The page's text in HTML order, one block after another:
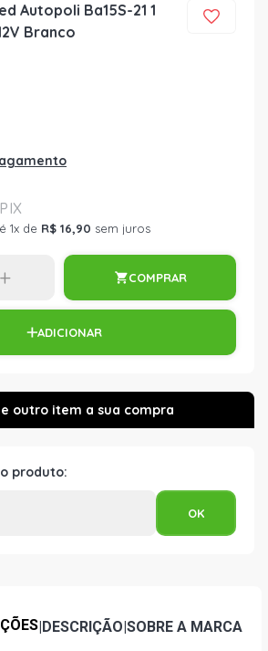
Autopoli Ba15S-21 1
Branco
1x de R$ 16,90 sem juros
+ COMPRAR
ADICIONAR
produto:
|DESCRIÇÃO|SOBRE A MARCA